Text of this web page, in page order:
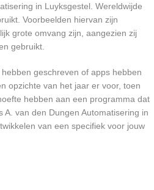
in Luyksgestel. Wereldwijde
Voorbeelden hiervan zijn
grote omvang zijn, aangezien zij
gebruikt.
geschreven of apps hebben
opzichte van het jaar er voor, toen
hebben aan een programma dat
van den Dungen Automatisering in
van een specifiek voor jouw